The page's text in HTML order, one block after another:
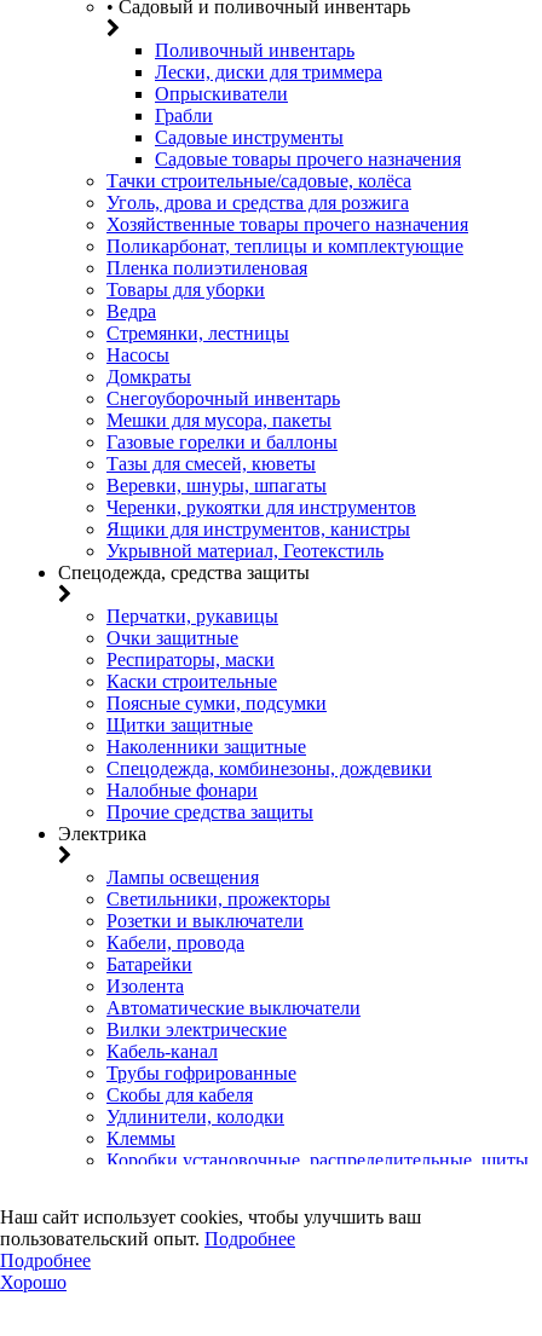
• Садовый и поливочный инвентарь
Поливочный инвентарь
Лески, диски для триммера
Опрыскиватели
Грабли
Садовые инструменты
Садовые товары прочего назначения
Тачки строительные/садовые, колёса
Уголь, дрова и средства для розжига
Хозяйственные товары прочего назначения
Поликарбонат, теплицы и комплектующие
Пленка полиэтиленовая
Товары для уборки
Ведра
Стремянки, лестницы
Насосы
Домкраты
Снегоуборочный инвентарь
Мешки для мусора, пакеты
Газовые горелки и баллоны
Тазы для смесей, кюветы
Веревки, шнуры, шпагаты
Черенки, рукоятки для инструментов
Ящики для инструментов, канистры
Укрывной материал, Геотекстиль
Спецодежда, средства защиты
Перчатки, рукавицы
Очки защитные
Респираторы, маски
Каски строительные
Поясные сумки, подсумки
Щитки защитные
Наколенники защитные
Спецодежда, комбинезоны, дождевики
Налобные фонари
Прочие средства защиты
Электрика
Лампы освещения
Светильники, прожекторы
Розетки и выключатели
Кабели, провода
Батарейки
Изолента
Автоматические выключатели
Вилки электрические
Кабель-канал
Трубы гофрированные
Скобы для кабеля
Удлинители, колодки
Клеммы
Коробки установочные, распределительные, щиты
Двери, сейф
Наш сайт использует cookies, чтобы улучшить ваш
пользовательский опыт. Подробнее
Подробнее
Хорошо